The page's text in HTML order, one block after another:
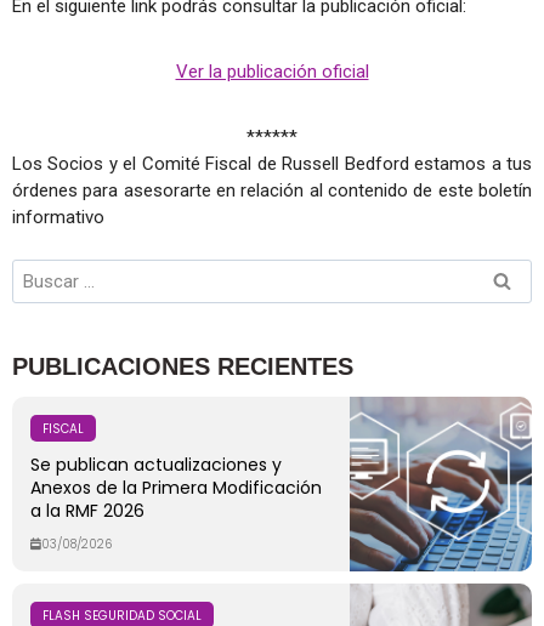
En el siguiente link podrás consultar la publicación oficial:
Ver la publicación oficial
******
Los Socios y el Comité Fiscal de Russell Bedford estamos a tus
órdenes para asesorarte en relación al contenido de este boletín
informativo
PUBLICACIONES RECIENTES
FISCAL
Se publican actualizaciones y
Anexos de la Primera Modificación
a la RMF 2026
03/08/2026
FLASH SEGURIDAD SOCIAL